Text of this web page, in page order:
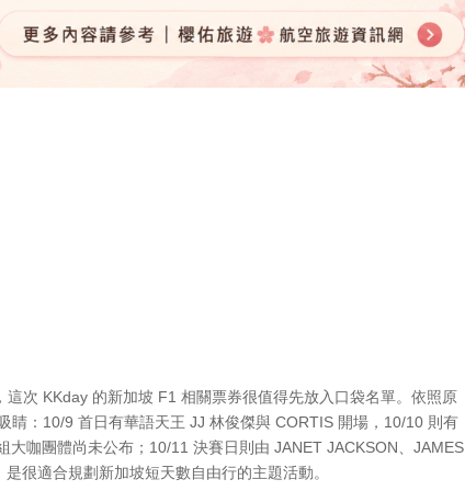
次 KKday 的新加坡 F1 相關票券很值得先放入口袋名單。依照原
睛：10/9 首日有華語天王 JJ 林俊傑與 CORTIS 開場，10/10 則有
咖團體尚未公布；10/11 決賽日則由 JANET JACKSON、JAMES
很適合規劃新加坡短天數自由行的主題活動。